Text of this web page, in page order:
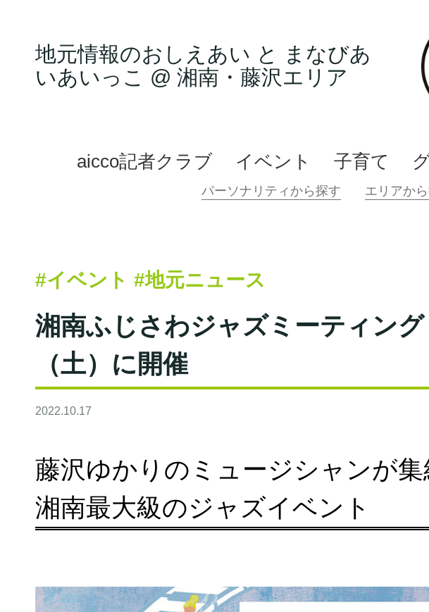
地元情報のおしえあい と まなびあ
いあいっこ @ 湘南・藤沢エリア
aicco記者クラブ イベント 子育て
#イベント #地元ニュース
湘南ふじさわジャズミーティン
（土）に開催
2022.10.17
藤沢ゆかりのミュージシャンが集
湘南最大級のジャズイベント